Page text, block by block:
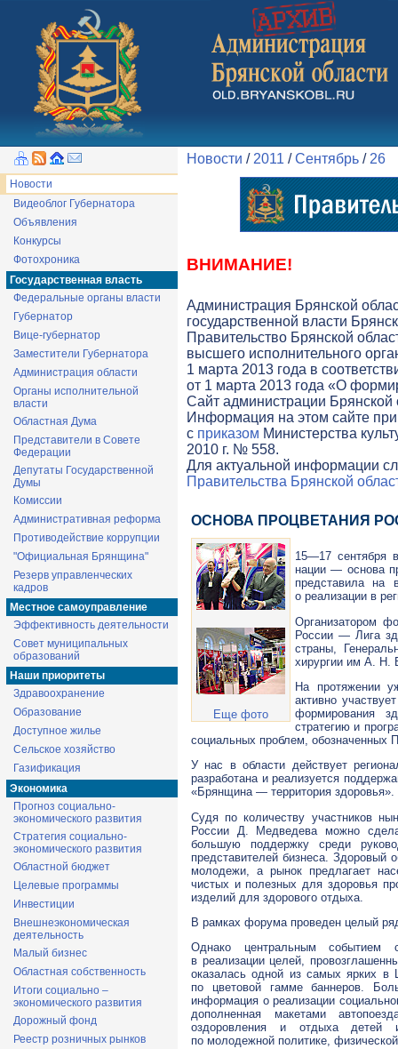
Новости
Видеоблог Губернатора
Объявления
Конкурсы
Фотохроника
Государственная власть
Федеральные органы власти
Губернатор
Вице-губернатор
Заместители Губернатора
Администрация области
Органы исполнительной
власти
Областная Дума
Представители в Совете
Федерации
Депутаты Государственной
Думы
Комиссии
Административная реформа
Противодействие коррупции
"Официальная Брянщина"
Резерв управленческих
кадров
Местное самоуправление
Эффективность деятельности
Совет муниципальных
образований
Наши приоритеты
Здравоохранение
Образование
Доступное жилье
Сельское хозяйство
Газификация
Экономика
Прогноз социально-
экономического развития
Стратегия социально-
экономического развития
Областной бюджет
Целевые программы
Инвестиции
Внешнеэкономическая
деятельность
Малый бизнес
Областная собственность
Итоги социально –
экономического развития
Дорожный фонд
Реестр розничных рынков
Новости / 2011 /Сентябрь / 26
ВНИМАНИЕ!
Администрация Брянской
государственной власти
Правительство Брянской
высшего исполнительного
1 марта 2013 года в
от 1 марта 2013 года «О
Cайт администрации Брянской
Информация на этом сайте
с приказом Министерства
2010 г. № 558.
Для актуальной информации
Правительства Брянской
ОСНОВА ПРОЦВЕТАНИЯ
Еще фото
15—17 сентябряв
нации — основа
представила на
о реализации в
Организатором
России — Лига
страны,
хирургии им А. Н.
На протяжении
активно
формирования
стратегию и
социальных проблем, обозначенных
У нас в области действует
разработана и реализуется
«Брянщина — территория здоровья».
Судя по количеству участников
России Д. Медведева можно
большую поддержку среди
представителей бизнеса. Здоровый
молодежи, а рынок предлагает
чистых и полезных для здоровья
изделий для здорового отдыха.
В рамках форума проведен целый
Однако центральным событием
в реализации целей,
оказалась одной из самых ярких
по цветовой гамме баннеров.
информация о реализации
дополненная макетами
оздоровления и отдыха детей
по молодежной политике,